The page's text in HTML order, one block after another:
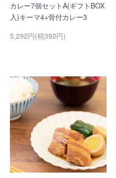
カレー7個セットA(ギフトBOX
入)キーマ4+骨付カレー3
5,292円(税392円)